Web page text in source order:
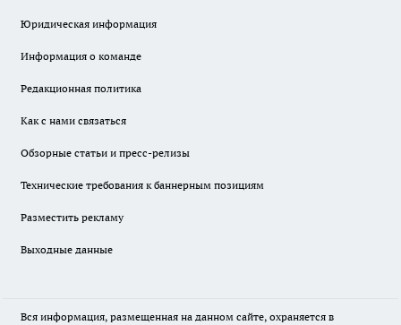
Юридическая информация
Информация о команде
Редакционная политика
Как с нами связаться
Обзорные статьи и пресс-релизы
Технические требования к баннерным позициям
Разместить рекламу
Выходные данные
Вся информация, размещенная на данном сайте, охраняется в